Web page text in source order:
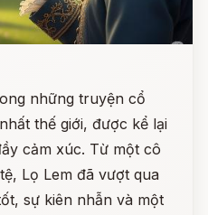
những truyện cổ
thế giới, được kể lại
cảm xúc. Từ một cô
Lọ Lem đã vượt qua
sự kiên nhẫn và một